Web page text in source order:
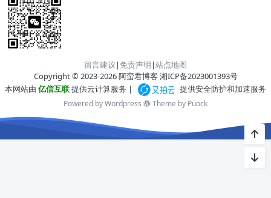
留言建议 |免责声明 |站点地图
Copyright © 2023-2026 阿蛮君博客 湘ICP备2023001393号
本网站由 亿信互联提供云计算服务 | 提供安全防护和加速服务
Powered by Wordpress Theme by Puock